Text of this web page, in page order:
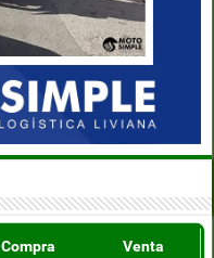
Compra Venta